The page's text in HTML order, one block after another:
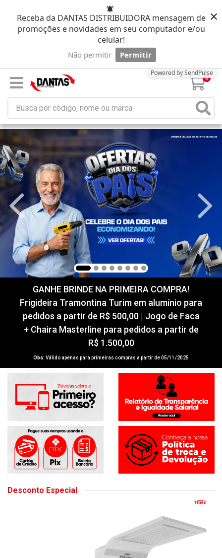
Receba da DANTAS DISTRIBUIDORA mensagem de
promoções e novidades em seu computador e/ou
celular!
Não permitir Permitir
Powered by SendPulse
×
0
GANHE BRINDE NA PRIMEIRA COMPRA!
Frigideira Tramontina Turim em alumínio para
pedidos a partir de R$ 500,00 | Jogo de Faca
+ Chaira Masterline para pedidos a partir de
R$ 1.500,00
Obs: Válido apenas para primeiras compras a partir de 05/11/2025
Desconto Especial